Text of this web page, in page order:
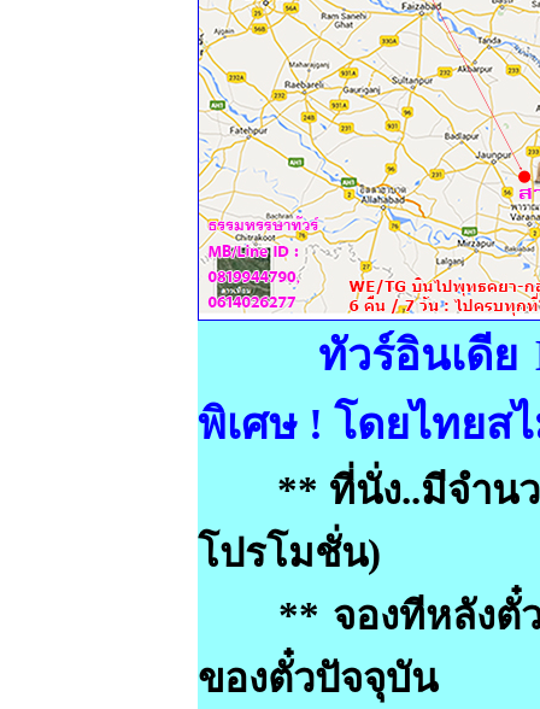
ทัวร์อินเดี
พิเศษ ! โดยไทยส
** ที่นั่ง..มีจำนวน
โปรโมชั่น)
** จองทีหลังตั๋วโ
ของตั๋วปัจจุบัน